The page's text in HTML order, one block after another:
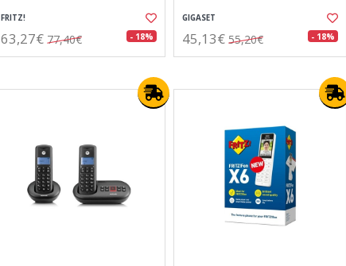
FRITZ!
63,27€ 77,40€ - 18%
GIGASET
45,13€ 55,20€ - 18%